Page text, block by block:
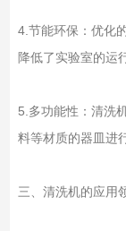
4.节能环保：优化
降低了实验室的运
5.多功能性：清洗
料等材质的器皿进
三、清洗机的应用